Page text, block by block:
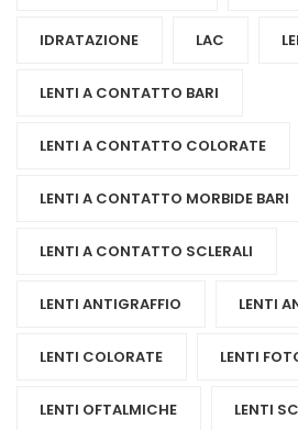
IDRATAZIONE LAC
LENTI A CONTATTO BARI
LENTI A CONTATTO COLORATE
LENTI A CONTATTO MORBIDE BARI
LENTI A CONTATTO SCLERALI
LENTI ANTIGRAFFIO LENTI
LENTI COLORATE LENTI
LENTI OFTALMICHE LENTI